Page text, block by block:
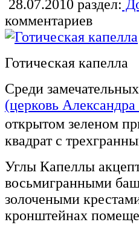
28.07.2010 раздел:
комментариев
Готическая капелла
Среди
(церковь
открытом зеленом
квадрат с
Углы Капеллы
восьмигранными
золочеными
кронштейнах